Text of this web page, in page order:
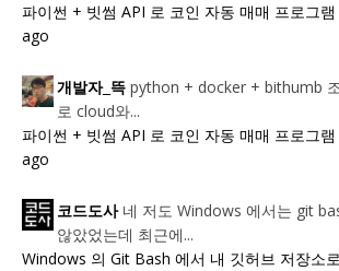
파이썬 + 빗썸 API 로 코인 자동 매매 프로그램
ago
개발자_뜩 python + docker + bithumb
로 cloud와...
파이썬 + 빗썸 API 로 코인 자동 매매 프로그램
ago
코드도사 네 저도 Windows 에서는 git
않았었는데 최근에...
Windows 의 Git Bash 에서 내 깃허브 저장소